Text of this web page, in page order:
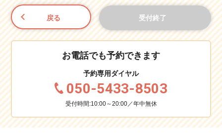
戻る 受付終了
お電話でも予約できます
予約専用ダイヤル
050-5433-8503
受付時間:10:00～20:00／年中無休